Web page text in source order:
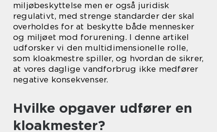
miljøbeskyttelse men er også juridisk
regulativt, med strenge standarder der skal
overholdes for at beskytte både mennesker
og miljøet mod forurening. I denne artikel
udforsker vi den multidimensionelle rolle,
som kloakmestre spiller, og hvordan de sikrer,
at vores daglige vandforbrug ikke medfører
negative konsekvenser.
Hvilke opgaver udfører en
kloakmester?